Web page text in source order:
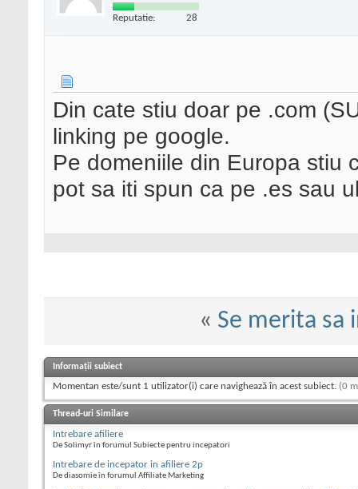
Reputatie: 28
Din cate stiu doar pe .com
linking pe google.
Pe domeniile din Europa stiu
pot sa iti spun ca pe .es sau
« Se merita sa
Informații subiect
Momentan este/sunt 1 utilizator(i) care navighează în acest subiect. (0
Thread-uri Similare
Intrebare afiliere
De Solimyr în forumul Subiecte pentru incepatori
Intrebare de incepator in afiliere 2p
De diasomie în forumul Affiliate Marketing